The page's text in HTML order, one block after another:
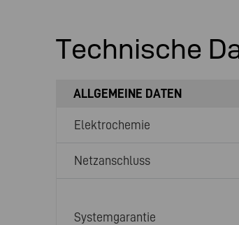
Technische
ALLGEMEINE DATEN
Elektrochemie
Netzanschluss
Systemgarantie